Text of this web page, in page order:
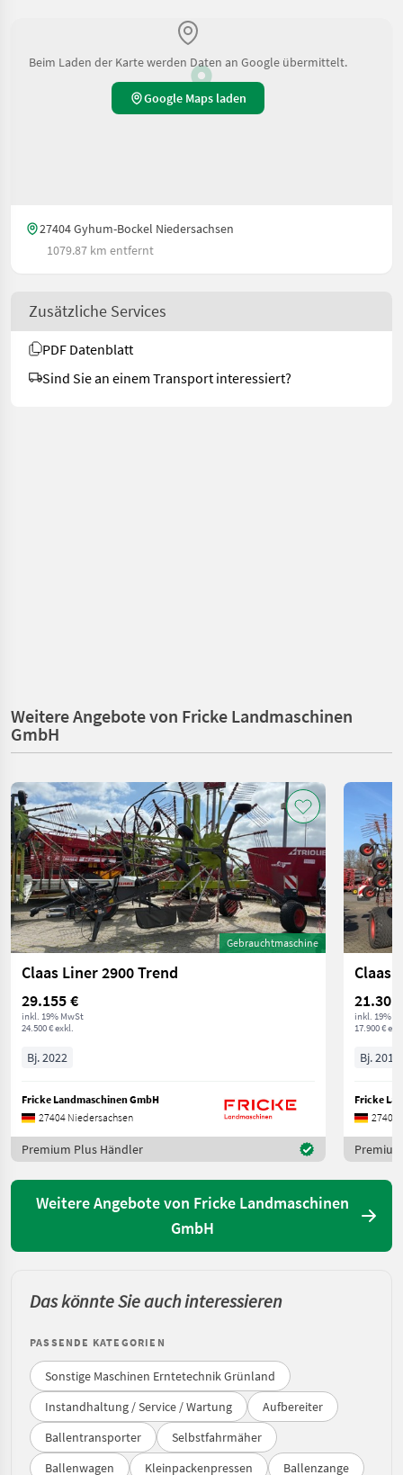
Beim Laden der Karte werden Daten an Google übermittelt.
Google Maps laden
27404 Gyhum-Bockel Niedersachsen
1079.87 km entfernt
Zusätzliche Services
PDF Datenblatt
Sind Sie an einem Transport interessiert?
Weitere Angebote von Fricke Landmaschinen
GmbH
Gebrauchtmaschine
Claas Liner 2900 Trend
29.155 €
inkl. 19% MwSt
24.500 € exkl.
Bj. 2022
Fricke Landmaschinen GmbH
27404 Niedersachsen
Premium Plus Händler
Claas
21.301
inkl. 19%
17.900 €
Bj. 2014
Fricke
27404
Weitere Angebote von Fricke Landmaschinen
GmbH
Das könnte Sie auch interessieren
PASSENDE KATEGORIEN
Sonstige Maschinen Erntetechnik Grünland
Instandhaltung / Service / Wartung
Aufbereiter
Ballentransporter
Selbstfahrmäher
Ballenwagen
Kleinpackenpressen Ballenzange